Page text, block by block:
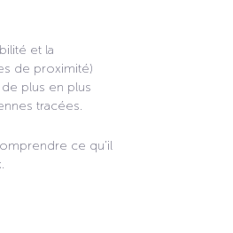
et la
de proximité)
plus en plus
tracées.
ce qu’il